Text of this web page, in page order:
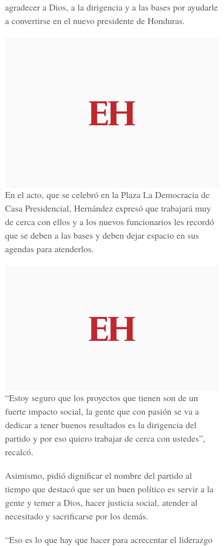
agradecer a Dios, a la dirigencia y a las bases por ayudarle
a convertirse en el nuevo presidente de Honduras.
En el acto, que se celebró en la Plaza La Democracia de
Casa Presidencial, Hernández expresó que trabajará muy
de cerca con ellos y a los nuevos funcionarios les recordó
que se deben a las bases y deben dejar espacio en sus
agendas para atenderlos.
“Estoy seguro que los proyectos que tienen son de un
fuerte impacto social, la gente que con pasión se va a
dedicar a tener buenos resultados es la dirigencia del
partido y por eso quiero trabajar de cerca con ustedes”,
recalcó.
Asimismo, pidió dignificar el nombre del partido al
tiempo que destacó que ser un buen político es servir a la
gente y temer a Dios, hacer justicia social, atender al
necesitado y sacrificarse por los demás.
“Eso es lo que hay que hacer para acrecentar el liderazgo